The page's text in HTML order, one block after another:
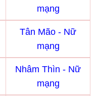
mạng
Tân Mão - Nữ
mạng
Nhâm Thìn - Nữ
mạng